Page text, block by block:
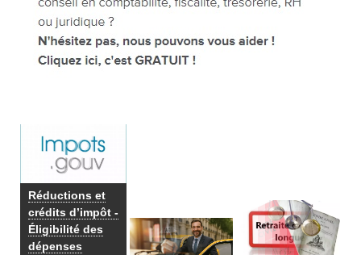
Réductions et
crédits d’impôt -
Éligibilité des
dépenses